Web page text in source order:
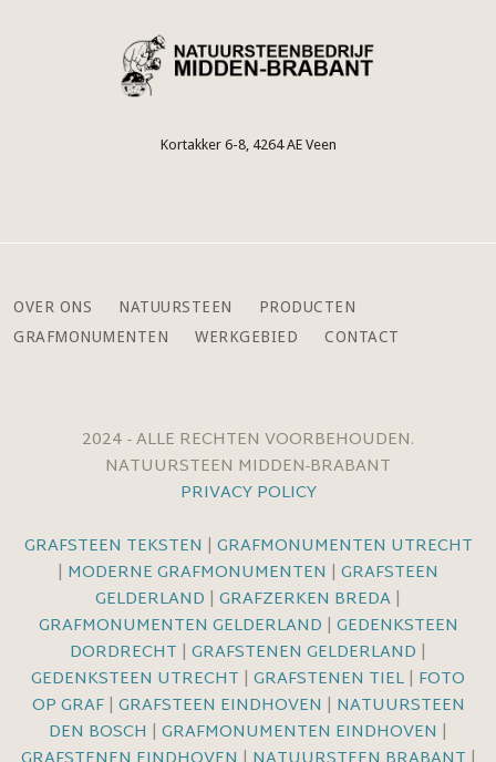
Kortakker 6-8, 4264 AE Veen
OVER ONS NATUURSTEEN
PRODUCTEN
GRAFMONUMENTEN
WERKGEBIED CONTACT
2024 - ALLE RECHTEN VOORBEHOUDEN.
NATUURSTEEN MIDDEN-BRABANT
PRIVACY POLICY
GRAFSTEEN TEKSTEN | GRAFMONUMENTEN UTRECHT
| MODERNE GRAFMONUMENTEN | GRAFSTEEN
GELDERLAND | GRAFZERKEN BREDA|
GRAFMONUMENTEN GELDERLAND | GEDENKSTEEN
DORDRECHT | GRAFSTENEN GELDERLAND |
GEDENKSTEEN UTRECHT | GRAFSTENEN TIEL| FOTO
OP GRAF| GRAFSTEEN EINDHOVEN | NATUURSTEEN
DEN BOSCH | GRAFMONUMENTEN EINDHOVEN |